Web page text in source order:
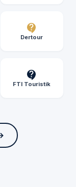
Dertour
FTI Touristik